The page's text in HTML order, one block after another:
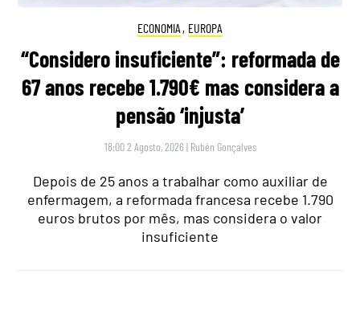
ECONOMIA , EUROPA
“Considero insuficiente”: reformada de
67 anos recebe 1.790€ mas considera a
pensão ‘injusta’
18:00 2 Agosto, 2026 | Rubén Gonçalves
Depois de 25 anos a trabalhar como auxiliar de
enfermagem, a reformada francesa recebe 1.790
euros brutos por mês, mas considera o valor
insuficiente